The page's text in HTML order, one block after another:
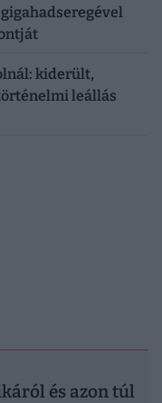
kiderült,
leállás
és azon túl